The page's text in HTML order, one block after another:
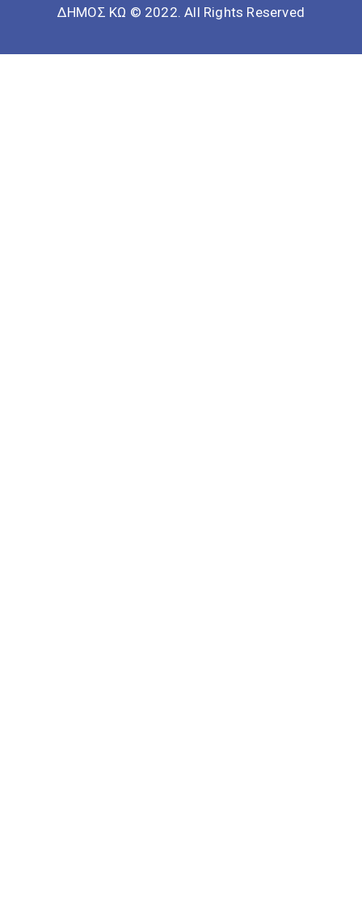
ΔΗΜΟΣ ΚΩ © 2022. All Rights Reserved